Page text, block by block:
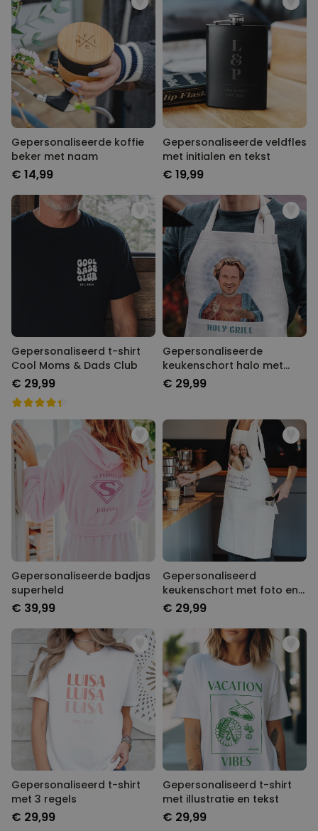
Gepersonaliseerde koffie
beker met naam
€ 14,99
Gepersonaliseerde veldfles
met initialen en tekst
€ 19,99
Gepersonaliseerd t-shirt
Cool Moms & Dads Club
€ 29,99
Gepersonaliseerde
keukenschort halo met
gezicht en tekst
€ 29,99
Gepersonaliseerde badjas
superheld
€ 39,99
Gepersonaliseerd
keukenschort met foto en
tekst
€ 29,99
Gepersonaliseerd t-shirt
met 3 regels
€ 29,99
Gepersonaliseerd t-shirt
met illustratie en tekst
€ 29,99